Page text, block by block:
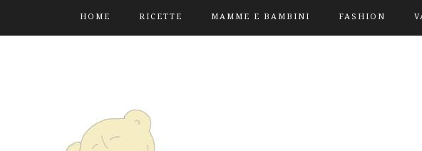
HOME RICETTE MAMME E BAMBINI FASHION